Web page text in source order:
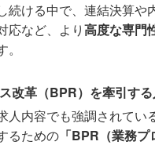
続ける中で、連結決算や
応など、より高度な専門
改革（BPR）を牽引す
人内容でも強調されてい
るための 「BPR（業務